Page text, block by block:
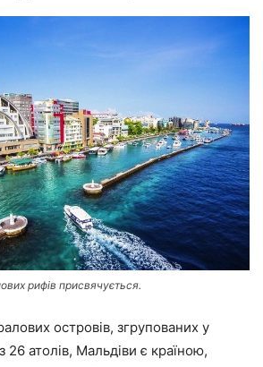
рифів присвячується.
островів, згрупованих у
26 атолів, Мальдіви є країною,